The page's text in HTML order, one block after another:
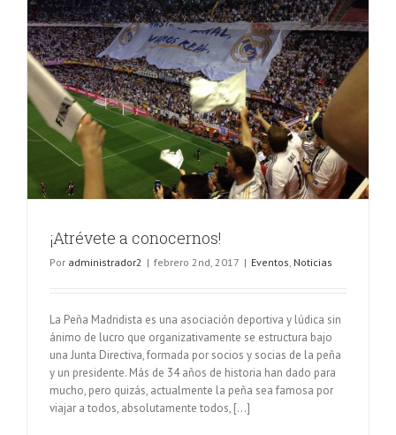
¡Atrévete a conocernos!
Por administrador2 | febrero 2nd, 2017 | Eventos, Noticias
La Peña Madridista es una asociación deportiva y lúdica sin
ánimo de lucro que organizativamente se estructura bajo
una Junta Directiva, formada por socios y socias de la peña
y un presidente. Más de 34 años de historia han dado para
mucho, pero quizás, actualmente la peña sea famosa por
viajar a todos, absolutamente todos, [...]